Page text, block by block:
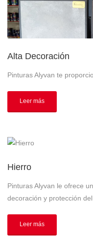
Alta Decoración
Pinturas Alyvan te
Leer más
Hierro
Pinturas Alyvan le ofrece
decoración y protección
Leer más